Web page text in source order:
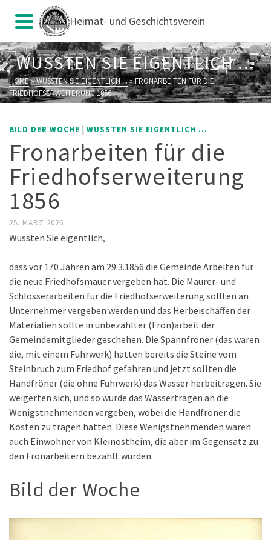
Heimat- und Geschichtsverein
WUSSTEN SIE EIGENTLICH ...
HOME»WUSSTEN SIE EIGENTLICH ...»FRONARBEITEN FÜR DIE
FRIEDHOFSERWEITERUNG 1856
BILD DER WOCHE | WUSSTEN SIE EIGENTLICH ...
Fronarbeiten für die
Friedhofserweiterung
1856
25. MÄRZ 2026
Wussten Sie eigentlich,
dass vor 170 Jahren am 29.3.1856 die Gemeinde Arbeiten für
die neue Friedhofsmauer vergeben hat. Die Maurer- und
Schlosserarbeiten für die Friedhofserweiterung sollten an
Unternehmer vergeben werden und das Herbeischaffen der
Materialien sollte in unbezahlter (Fron)arbeit der
Gemeindemitglieder geschehen. Die Spannfröner (das waren
die, mit einem Fuhrwerk) hatten bereits die Steine vom
Steinbruch zum Friedhof gefahren und jetzt sollten die
Handfröner (die ohne Fuhrwerk) das Wasser herbeitragen. Sie
weigerten sich, und so wurde das Wassertragen an die
Wenigstnehmenden vergeben, wobei die Handfröner die
Kosten zu tragen hatten. Diese Wenigstnehmenden waren
auch Einwohner von Kleinostheim, die aber im Gegensatz zu
den Fronarbeitern bezahlt wurden.
Bild der Woche